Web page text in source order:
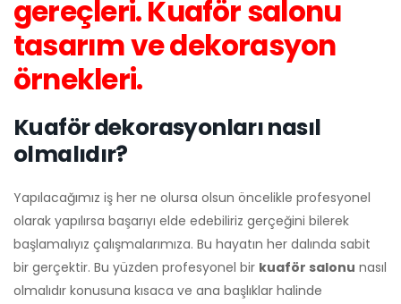
gereçleri. Kuaför salonu
tasarım ve dekorasyon
örnekleri.
Kuaför dekorasyonları nasıl
olmalıdır?
Yapılacağımız iş her ne olursa olsun öncelikle profesyonel
olarak yapılırsa başarıyı elde edebiliriz gerçeğini bilerek
başlamalıyız çalışmalarımıza. Bu hayatın her dalında sabit
bir gerçektir. Bu yüzden profesyonel bir kuaför salonu nasıl
olmalıdır konusuna kısaca ve ana başlıklar halinde